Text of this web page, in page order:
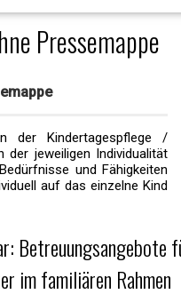
Pressemappe
der Kindertagespflege /
der jeweiligen Individualität
und Fähigkeiten
auf das einzelne Kind
Betreuungsangebote
im familiären Rahmen